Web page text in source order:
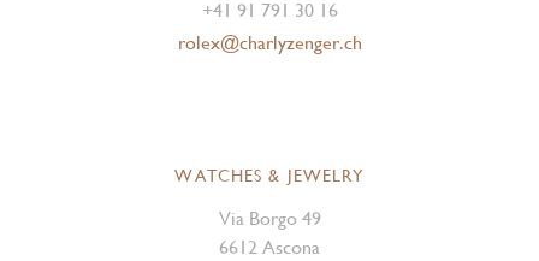
+41 91 791 30 16
rolex@charlyzenger.ch
WATCHES & JEWELRY
Via Borgo 49
6612 Ascona